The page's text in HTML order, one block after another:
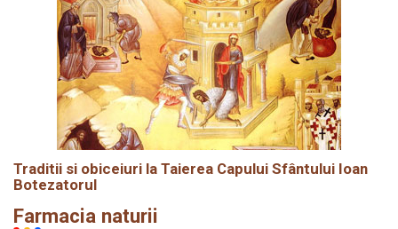
Traditii si obiceiuri la Taierea Capului Sfântului Ioan
Botezatorul
Farmacia naturii